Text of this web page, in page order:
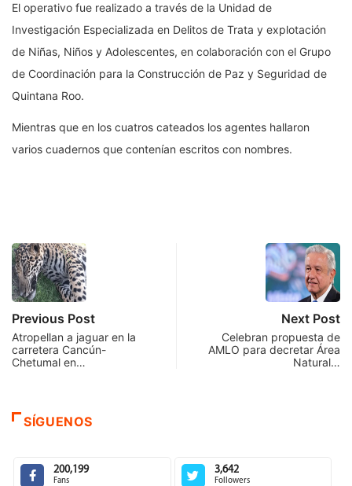
El operativo fue realizado a través de la Unidad de
Investigación Especializada en Delitos de Trata y explotación
de Niñas, Niños y Adolescentes, en colaboración con el Grupo
de Coordinación para la Construcción de Paz y Seguridad de
Quintana Roo.
Mientras que en los cuatros cateados los agentes hallaron
varios cuadernos que contenían escritos con nombres.
Previous Post
Atropellan a jaguar en la
carretera Cancún-
Chetumal en…
Next Post
Celebran propuesta de
AMLO para decretar Área
Natural…
SÍGUENOS
200,199
Fans
3,642
Followers